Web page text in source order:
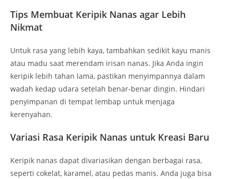
Tips Membuat Keripik Nanas agar Lebih
Nikmat
Untuk rasa yang lebih kaya, tambahkan sedikit kayu manis
atau madu saat merendam irisan nanas. Jika Anda ingin
keripik lebih tahan lama, pastikan menyimpannya dalam
wadah kedap udara setelah benar-benar dingin. Hindari
penyimpanan di tempat lembap untuk menjaga
kerenyahan.
Variasi Rasa Keripik Nanas untuk Kreasi Baru
Keripik nanas dapat divariasikan dengan berbagai rasa,
seperti cokelat, karamel, atau pedas manis. Anda juga bisa